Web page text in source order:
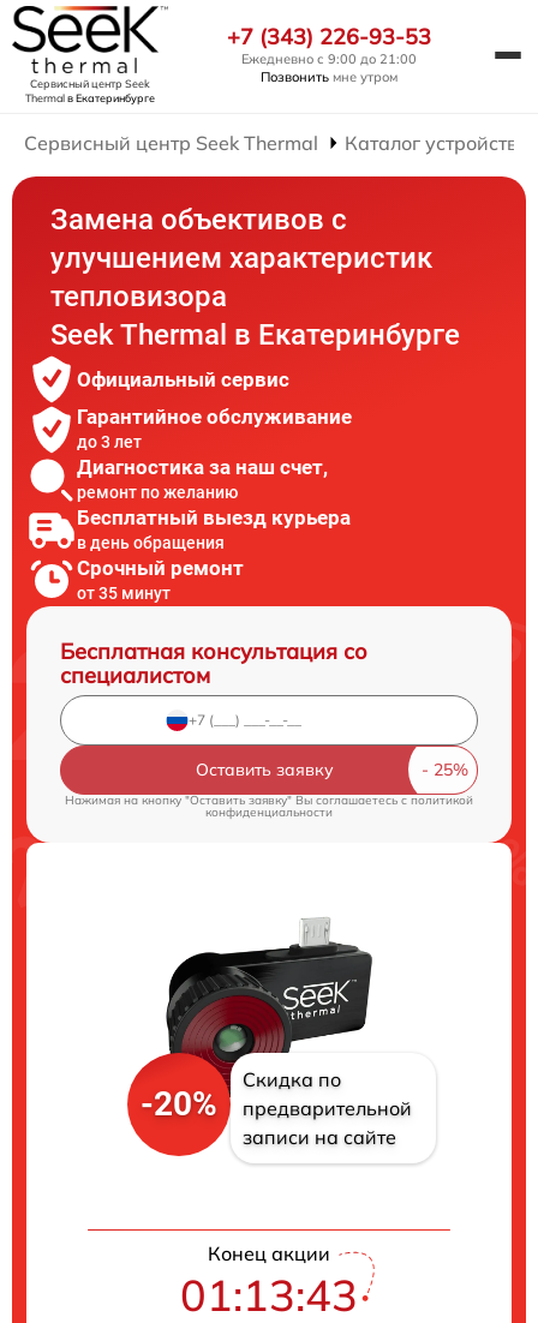
Сервисный центр Seek
Thermalв Екатеринбурге
+7 (343) 226-93-53
Ежедневно с 9:00 до 21:00
Позвонить мне утром
Сервисный центр Seek Thermal Каталог устройств
Замена объективов с
улучшением характеристик
тепловизора
Seek Thermal в Екатеринбурге
Официальный сервис
Гарантийное обслуживание
до 3 лет
Диагностика за наш счет,
ремонт по желанию
Бесплатный выезд курьера
в день обращения
Срочный ремонт
от 35 минут
Бесплатная консультация со
специалистом
Оставить заявку
Нажимая на кнопку "Оставить заявку" Вы соглашаетесь cполитикой
конфиденциальности
-20%
Скидка по
предварительной
записи на сайте
Конец акции
01:13:42